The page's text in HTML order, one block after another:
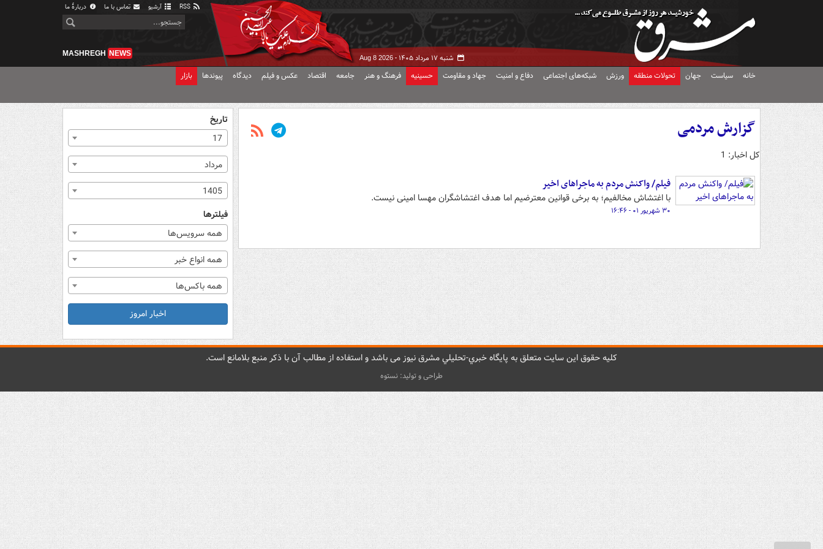
آرشیو تماس با ما دربارهٔ ما
شنبه ۱۷ مرداد ۱۴۰۵ - Aug 8 2026
MASHREGH NEWS
خانه سیاست جهان تحولات منطقه ورزش شبکه‌های اجتماعی دفاع و امنیت جهاد و مقاومت حسینیه فرهنگ و هنر جامعه اقتصاد عکس و فیلم دیدگاه پیوندها بازار
گزارش مردمی
کل اخبار: 1
فیلم/ واکنش مردم به ماجراهای اخیر
با اغتشاش مخالفیم؛ به برخی قوانین معترضیم اما هدف اغتشاشگران مهسا امینی نیست.
۳۰ شهریور ۰۱ - ۱۶:۴۶
تاریخ
17
مرداد
1405
فیلترها
همه سرویس‌ها
همه انواع خبر
همه باکس‌ها
اخبار امروز
کليه حقوق اين سايت متعلق به پایگاه خبري-تحليلي مشرق نيوز می باشد و استفاده از مطالب آن با ذکر منبع بلامانع است.
طراحی و تولید: نستوه